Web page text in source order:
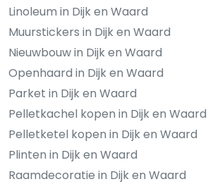
Linoleum in Dijk en Waard
Muurstickers in Dijk en Waard
Nieuwbouw in Dijk en Waard
Openhaard in Dijk en Waard
Parket in Dijk en Waard
Pelletkachel kopen in Dijk en Waard
Pelletketel kopen in Dijk en Waard
Plinten in Dijk en Waard
Raamdecoratie in Dijk en Waard